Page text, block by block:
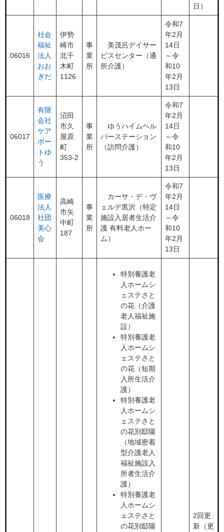
日）
06016
社会
福祉
法人
おお
ぎだ
伊勢
崎市
北千
木町
1126
事
業
所
美茂呂デイサー
ビスセンター（通
所介護）
令和7
年2月
14日
～令
和10
年2月
13日
06017
有限
会社
ケア
ポー
トゆ
う
沼田
市久
屋原
町
353-2
事
業
所
ゆうハイムヘル
パーステーション
（訪問介護）
令和7
年2月
14日
～令
和10
年2月
13日
06018
医療
法人
社団
美心
会
高崎
市矢
中町
187
事
業
所
カーサ・デ・ヴ
ェルデ黒沢（特定
施設入居者生活介
護 有料老人ホー
ム）
令和7
年2月
14日
～令
和10
年2月
13日
特別養護老
人ホームシ
ェステさと
の花（介護
老人福祉施
設）
特別養護老
人ホームシ
ェステさと
の花（短期
入所生活介
護）
特別養護老
人ホームシ
ェステさと
の花別邸陽
（地域密着
型介護老人
福祉施設入
所者生活介
護）
特別養護老
人ホームシ
ェステさと
の花別邸陽
2回更
新（更